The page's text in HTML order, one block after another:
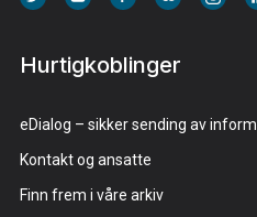
Hurtigkoblinger
eDialog – sikker sending av
Kontakt og ansatte
Finn frem i våre arkiv